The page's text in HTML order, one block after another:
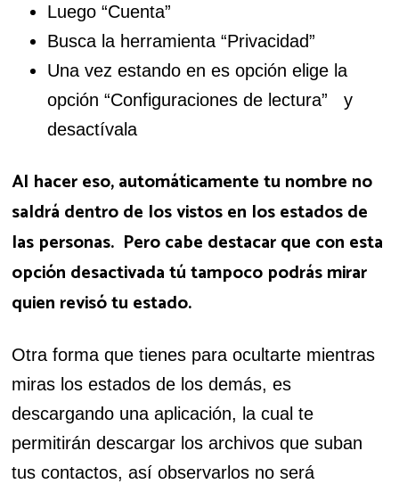
Luego “Cuenta”
Busca la herramienta “Privacidad”
Una vez estando en es opción elige la
opción “Configuraciones de lectura” y
desactívala
Al hacer eso, automáticamente tu nombre no
saldrá dentro de los vistos en los estados de
las personas. Pero cabe destacar que con esta
opción desactivada tú tampoco podrás mirar
quien revisó tu estado.
Otra forma que tienes para ocultarte mientras
miras los estados de los demás, es
descargando una aplicación, la cual te
permitirán descargar los archivos que suban
tus contactos, así observarlos no será